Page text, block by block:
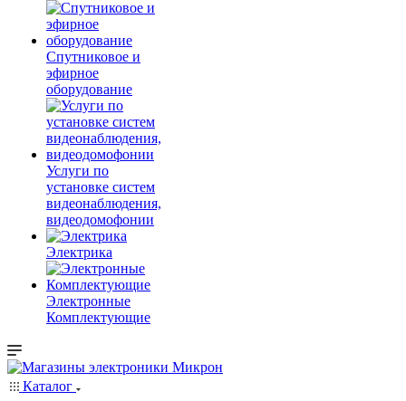
Спутниковое и
эфирное
оборудование
Услуги по
установке систем
видеонаблюдения,
видеодомофонии
Электрика
Электронные
Комплектующие
Каталог